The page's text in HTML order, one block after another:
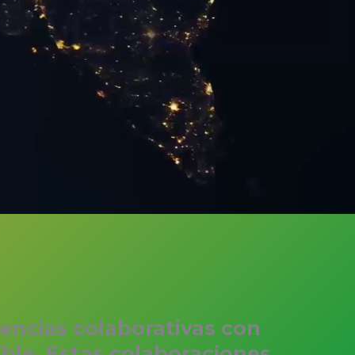
colaborativas con